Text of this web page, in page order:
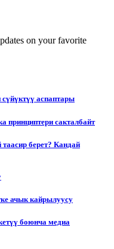
on your favorite
аспаптары
принциптери сакталбайт
берет? Кандай
ачык кайрылуусу
боюнча медиа